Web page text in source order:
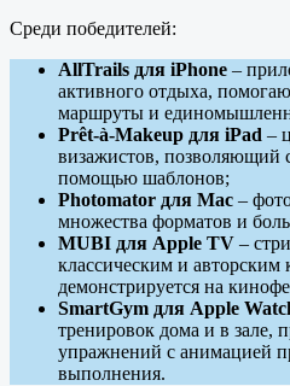
Среди победителей:
AllTrails для iPhone –
активного отдыха,
маршруты и
Prêt-à-Makeup для iPad –
визажистов, позволяющий
помощью шаблонов;
Photomator для Mac –
множества форматов и
MUBI для Apple TV –
классическим и авторским
демонстрируется на
SmartGym для Apple
тренировок дома и в зале,
упражнений с анимацией
выполнения.